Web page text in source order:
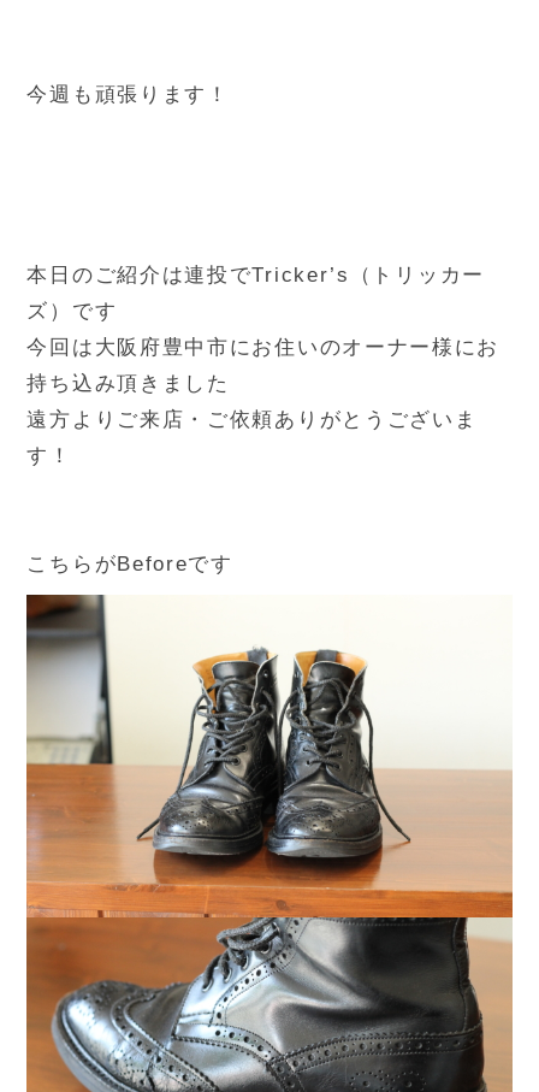
今週も頑張ります！
本日のご紹介は連投でTricker’s（トリッカー
ズ）です
今回は大阪府豊中市にお住いのオーナー様にお
持ち込み頂きました
遠方よりご来店・ご依頼ありがとうございま
す！
こちらがBeforeです